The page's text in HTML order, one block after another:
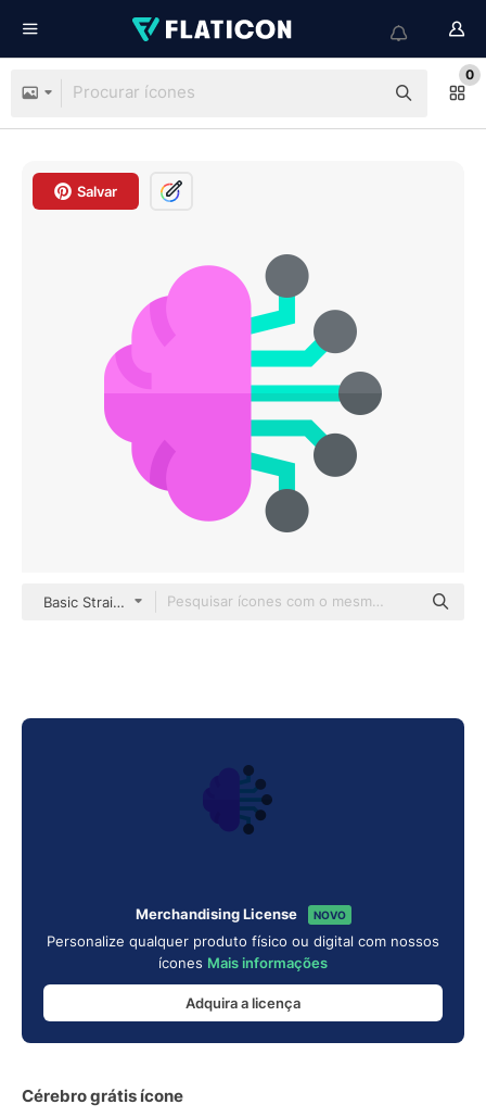
0
Salvar
Basic Straight Flat
Merchandising License NOVO
Personalize qualquer produto físico ou digital com nossos
ícones Mais informações
Adquira a licença
Cérebro grátis ícone